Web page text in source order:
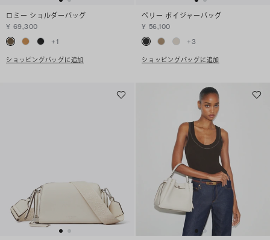
ロミー ショルダーバッグ
¥ 69,300
+1
ショッピングバッグに追加
ペリー ボイジャーバッグ
¥ 56,100
+3
ショッピングバッグに追加